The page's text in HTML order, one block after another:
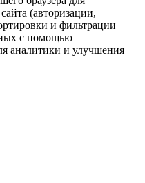
(авторизации,
и фильтрации
с помощью
аналитики и улучшения